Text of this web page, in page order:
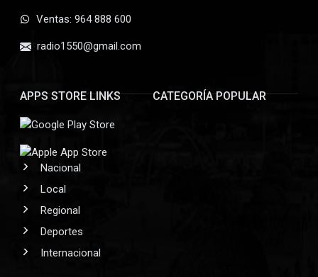
Ventas: 964 888 600
radio1550@gmail.com
APPS STORE LINKS CATEGORÍA POPULAR
Nacional
Local
Regional
Deportes
Internacional